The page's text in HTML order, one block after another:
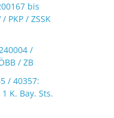
bis
PKP / ZSSK
/
/ ZB
/ 40357:
K. Bay. Sts.